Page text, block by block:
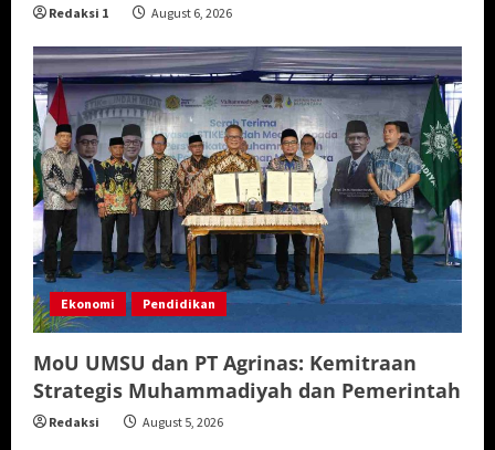
Redaksi 1 August 6, 2026
Ekonomi Pendidikan
MoU UMSU dan PT Agrinas: Kemitraan
Strategis Muhammadiyah dan Pemerintah
Redaksi August 5, 2026